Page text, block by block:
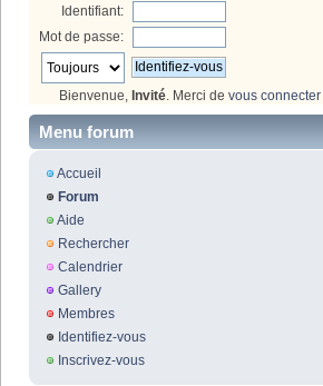
Identifiant:
Mot de passe:
Bienvenue, Invité. Merci de vous connecter
Menu forum
Accueil
Forum
Aide
Rechercher
Calendrier
Gallery
Membres
Identifiez-vous
Inscrivez-vous